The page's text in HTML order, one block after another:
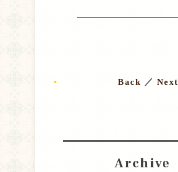
Back ／ Next
Archive